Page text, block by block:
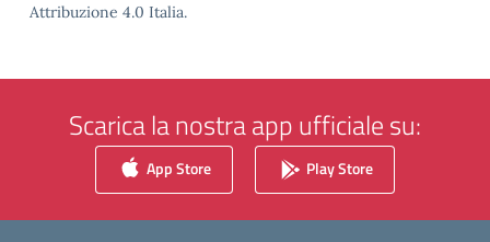
Attribuzione 4.0 Italia.
Scarica la nostra app ufficiale su:
App Store Play Store